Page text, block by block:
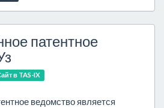
патентное
в TAS-IX
ведомство является